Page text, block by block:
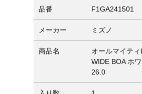
品番 F1GA241501
メーカー ミズノ
商品名
オールマイテ
WIDE BOA ホ
26.0